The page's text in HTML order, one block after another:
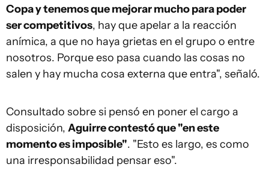
Copa y tenemos que mejorar mucho para poder
ser competitivos, hay que apelar a la reacción
anímica, a que no haya grietas en el grupo o entre
nosotros. Porque eso pasa cuando las cosas no
salen y hay mucha cosa externa que entra", señaló.
Consultado sobre si pensó en poner el cargo a
disposición, Aguirre contestó que "en este
momento es imposible". "Esto es largo, es como
una irresponsabilidad pensar eso".